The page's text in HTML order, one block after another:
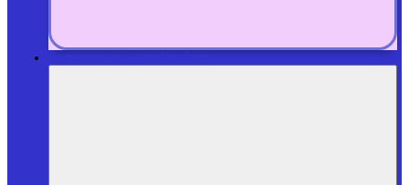
Services aux particuliers